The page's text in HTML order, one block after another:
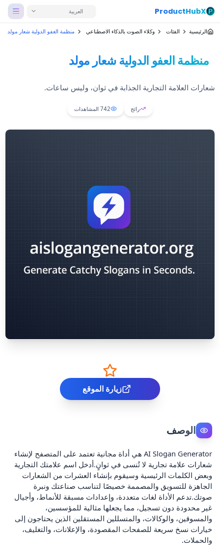
ProductHubX العربية
الرئيسية الفئات وكلاء الصوت بالذكاء الاصطناعي منظمة العفو الدولية شعار مولد
منظمة العفو الدولية شعار مولد
شعارات العلامة التجارية الجذابة في ثوان، وليس ساعات.
رائج 742 المشاهدات
زيارة الموقع
الوصف
AI Slogan Generator هي أداة مجانية تعتمد على المتصفح لإنشاء
شعارات علامة تجارية لا تُنسى في ثوانٍ.أدخل اسم علامتك التجارية
وبعض الكلمات الرئيسية وسيقوم بإنشاء العشرات من الشعارات
الجاهزة للتسويق والمصممة خصيصًا لتناسب صناعتك ونبرة
صوتك.تدعم الأداة لغات متعددة، وإعدادات مسبقة للأنماط، وأجيال
غير محدودة دون تسجيل، مما يجعلها مثالية للمؤسسين،
والمسوقين، والوكالات، والمتسللين المستقلين الذين يحتاجون إلى
خيارات نسخ سريعة للصفحات المقصودة، والإعلانات، والتغليف،
والحملات.